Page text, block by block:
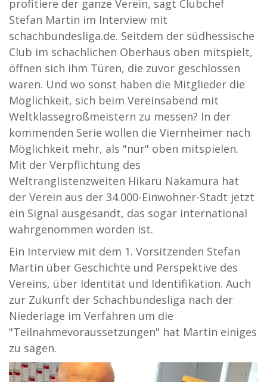
profitiere der ganze Verein, sagt Clubchef
Stefan Martin im Interview mit
schachbundesliga.de. Seitdem der südhessische
Club im schachlichen Oberhaus oben mitspielt,
öffnen sich ihm Türen, die zuvor geschlossen
waren. Und wo sonst haben die Mitglieder die
Möglichkeit, sich beim Vereinsabend mit
Weltklassegroßmeistern zu messen? In der
kommenden Serie wollen die Viernheimer nach
Möglichkeit mehr, als "nur" oben mitspielen.
Mit der Verpflichtung des
Weltranglistenzweiten Hikaru Nakamura hat
der Verein aus der 34.000-Einwohner-Stadt jetzt
ein Signal ausgesandt, das sogar international
wahrgenommen worden ist.
Ein Interview mit dem 1. Vorsitzenden Stefan
Martin über Geschichte und Perspektive des
Vereins, über Identität und Identifikation. Auch
zur Zukunft der Schachbundesliga nach der
Niederlage im Verfahren um die
"Teilnahmevoraussetzungen" hat Martin einiges
zu sagen.